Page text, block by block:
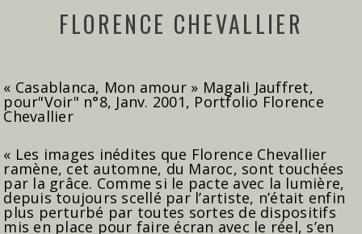
FLORENCE CHEVALLIER
« Casablanca, Mon amour » Magali Jauffret,
pour"Voir" n°8, Janv. 2001, Portfolio Florence
Chevallier
« Les images inédites que Florence Chevallier
ramène, cet automne, du Maroc, sont touchées
par la grâce. Comme si le pacte avec la lumière,
depuis toujours scellé par l’artiste, n’était enfin
plus perturbé par toutes sortes de dispositifs
mis en place pour faire écran avec le réel, s’en